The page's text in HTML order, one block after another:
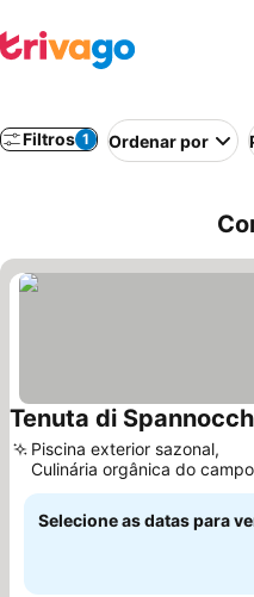
Filtros 1 Ordenar por
Tenuta di
Piscina exterior sazonal,
Culinária orgânica do
mesa
Selecione as datas para